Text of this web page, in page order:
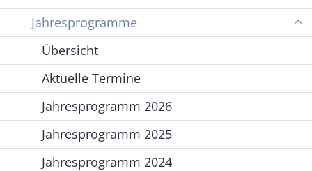
Jahresprogramme
Übersicht
Aktuelle Termine
Jahresprogramm 2026
Jahresprogramm 2025
Jahresprogramm 2024